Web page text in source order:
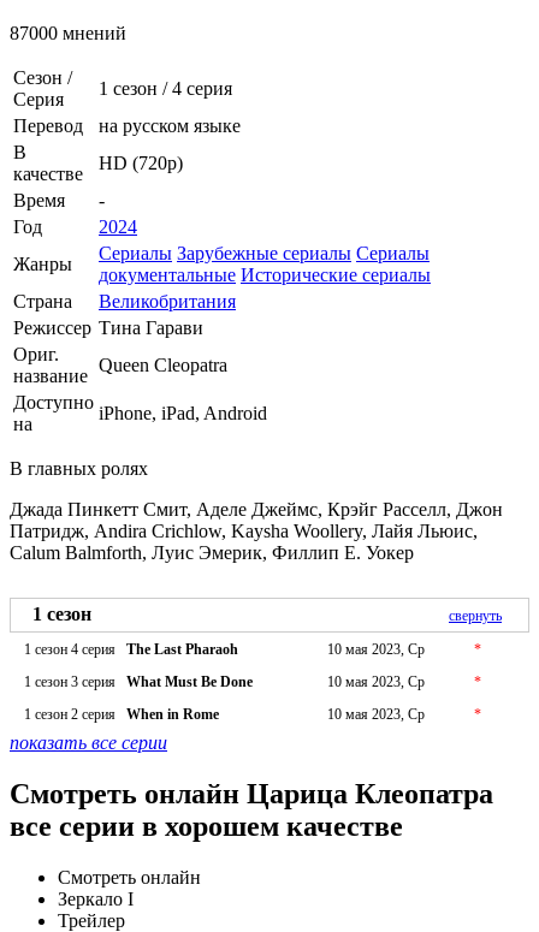
87000 мнений
Сезон /
Серия
1 сезон /4 серия
Перевод
на русском языке
В
качестве
HD (720p)
Время
-
Год
2024
Жанры
Сериалы Зарубежные сериалы Сериалы
документальные Исторические сериалы
Страна
Великобритания
Режиссер Тина Гарави
Ориг.
название
Queen Cleopatra
Доступно
на
iPhone, iPad, Android
В главных ролях
Джада Пинкетт Смит, Аделе Джеймс, Крэйг Расселл, Джон
Патридж, Andira Crichlow, Kaysha Woollery, Лайя Льюис,
Calum Balmforth, Луис Эмерик, Филлип Е. Уокер
1 сезон
свернуть
1 сезон 4 серия
The Last Pharaoh 10 мая 2023, Ср
*
1 сезон 3 серия
What Must Be Done 10 мая 2023, Ср
*
1 сезон 2 серия
When in Rome 10 мая 2023, Ср *
показать все серии
Смотреть онлайн Царица Клеопатра
все серии в хорошем качестве
Смотреть онлайн
Зеркало I
Трейлер